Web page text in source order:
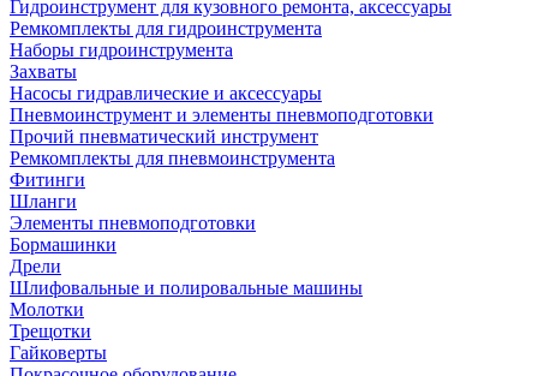
Гидроинструмент для кузовного ремонта, аксессуары
Ремкомплекты для гидроинструмента
Наборы гидроинструмента
Захваты
Насосы гидравлические и аксессуары
Пневмоинструмент и элементы пневмоподготовки
Прочий пневматический инструмент
Ремкомплекты для пневмоинструмента
Фитинги
Шланги
Элементы пневмоподготовки
Бормашинки
Дрели
Шлифовальные и полировальные машины
Молотки
Трещотки
Гайковерты